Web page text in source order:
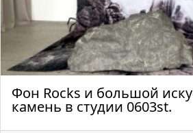
Фон Rocks и большой
камень в студии 0603st.